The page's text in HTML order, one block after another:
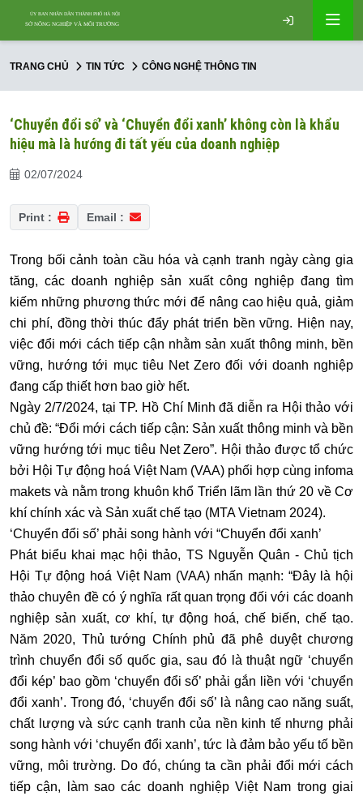
TRANG CHỦ TIN TỨC CÔNG NGHỆ THÔNG TIN
‘Chuyển đổi số’ và ‘Chuyển đổi xanh’ không còn là khẩu
hiệu mà là hướng đi tất yếu của doanh nghiệp
02/07/2024
Print : Email :
Trong bối cảnh toàn cầu hóa và cạnh tranh ngày càng gia
tăng, các doanh nghiệp sản xuất công nghiệp đang tìm
kiếm những phương thức mới để nâng cao hiệu quả, giảm
chi phí, đồng thời thúc đẩy phát triển bền vững. Hiện nay,
việc đổi mới cách tiếp cận nhằm sản xuất thông minh, bền
vững, hướng tới mục tiêu Net Zero đối với doanh nghiệp
đang cấp thiết hơn bao giờ hết.
Ngày 2/7/2024, tại TP. Hồ Chí Minh đã diễn ra Hội thảo với
chủ đề: “Đổi mới cách tiếp cận: Sản xuất thông minh và bền
vững hướng tới mục tiêu Net Zero”. Hội thảo được tổ chức
bởi Hội Tự động hoá Việt Nam (VAA) phối hợp cùng infoma
makets và nằm trong khuôn khổ Triển lãm lần thứ 20 về Cơ
khí chính xác và Sản xuất chế tạo (MTA Vietnam 2024).
‘Chuyển đổi số’ phải song hành với “Chuyển đổi xanh’
Phát biểu khai mạc hội thảo, TS Nguyễn Quân - Chủ tịch
Hội Tự động hoá Việt Nam (VAA) nhấn mạnh: “Đây là hội
thảo chuyên đề có ý nghĩa rất quan trọng đối với các doanh
nghiệp sản xuất, cơ khí, tự động hoá, chế biến, chế tạo.
Năm 2020, Thủ tướng Chính phủ đã phê duyệt chương
trình chuyển đổi số quốc gia, sau đó là thuật ngữ ‘chuyển
đổi kép’ bao gồm ‘chuyển đổi số’ phải gắn liền với ‘chuyển
đổi xanh’. Trong đó, ‘chuyển đổi số’ là nâng cao năng suất,
chất lượng và sức cạnh tranh của nền kinh tế nhưng phải
song hành với ‘chuyển đổi xanh’, tức là đảm bảo yếu tố bền
vững, môi trường. Do đó, chúng ta cần phải đổi mới cách
tiếp cận, làm sao các doanh nghiệp Việt Nam trong giai